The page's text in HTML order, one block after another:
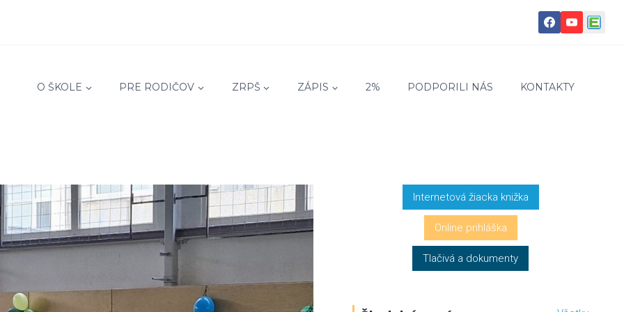
O ŠKOLE PRE RODIČOV ZRPŠ ZÁPIS 2% PODPORILI NÁS KONTAKTY
Internetová žiacka knižka
Online prihláška
Tlačivá a dokumenty